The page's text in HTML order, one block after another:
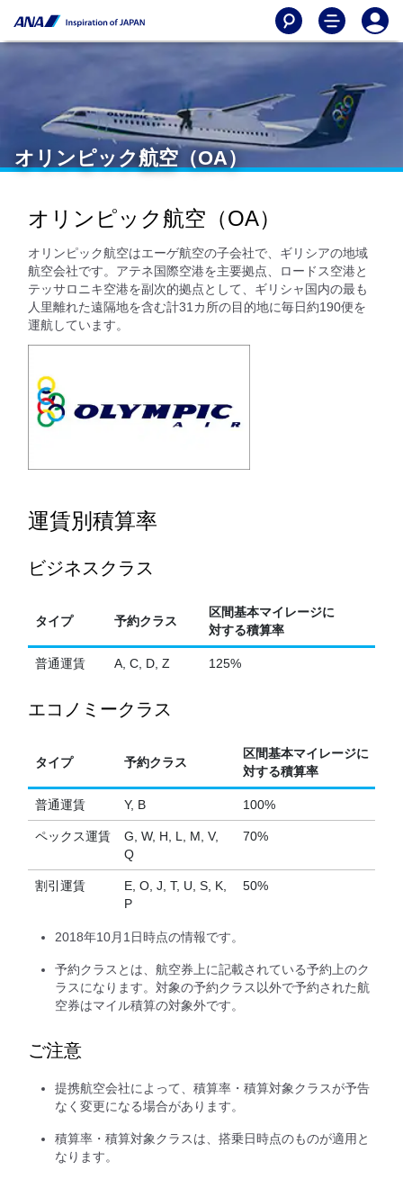
オリンピック航空（OA）
オリンピック航空（OA）
オリンピック航空はエーゲ航空の子会社で、ギリシアの地域
航空会社です。アテネ国際空港を主要拠点、ロードス空港と
テッサロニキ空港を副次的拠点として、ギリシャ国内の最も
人里離れた遠隔地を含む計31カ所の目的地に毎日約190便を
運航しています。
運賃別積算率
ビジネスクラス
タイプ 予約クラス
区間基本マイレージに
対する積算率
普通運賃 A, C, D, Z 125%
エコノミークラス
タイプ 予約クラス
区間基本マイレージに
対する積算率
普通運賃 Y, B 100%
ペックス運賃
G, W, H, L, M, V,
Q
70%
割引運賃
E, O, J, T, U, S, K,
P
50%
2018年10月1日時点の情報です。
予約クラスとは、航空券上に記載されている予約上のク
ラスになります。対象の予約クラス以外で予約された航
空券はマイル積算の対象外です。
ご注意
提携航空会社によって、積算率・積算対象クラスが予告
なく変更になる場合があります。
積算率・積算対象クラスは、搭乗日時点のものが適用と
なります。